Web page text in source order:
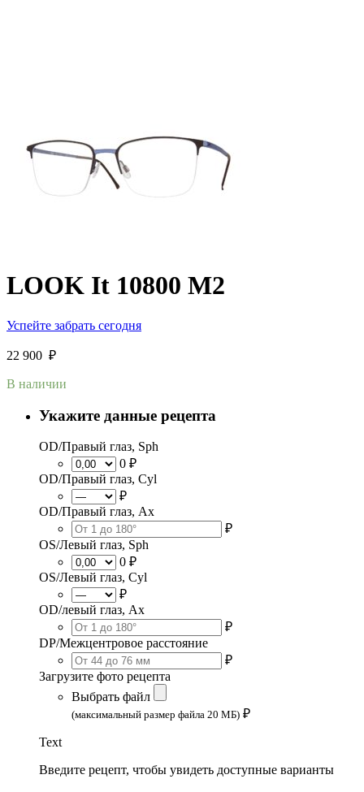
LOOK It 10800 M2
Успейте забрать сегодня
22 900 ₽
В наличии
Укажите данные рецепта
OD/Правый глаз, Sph
0 ₽
OD/Правый глаз, Cyl
₽
OD/Правый глаз, Ax
₽
OS/Левый глаз, Sph
0 ₽
OS/Левый глаз, Cyl
₽
OD/левый глаз, Ax
₽
DP/Межцентровое расстояние
₽
Загрузите фото рецепта
Выбрать файл
(максимальный размер файла 20 МБ) ₽
Text
Введите рецепт, чтобы увидеть доступные варианты